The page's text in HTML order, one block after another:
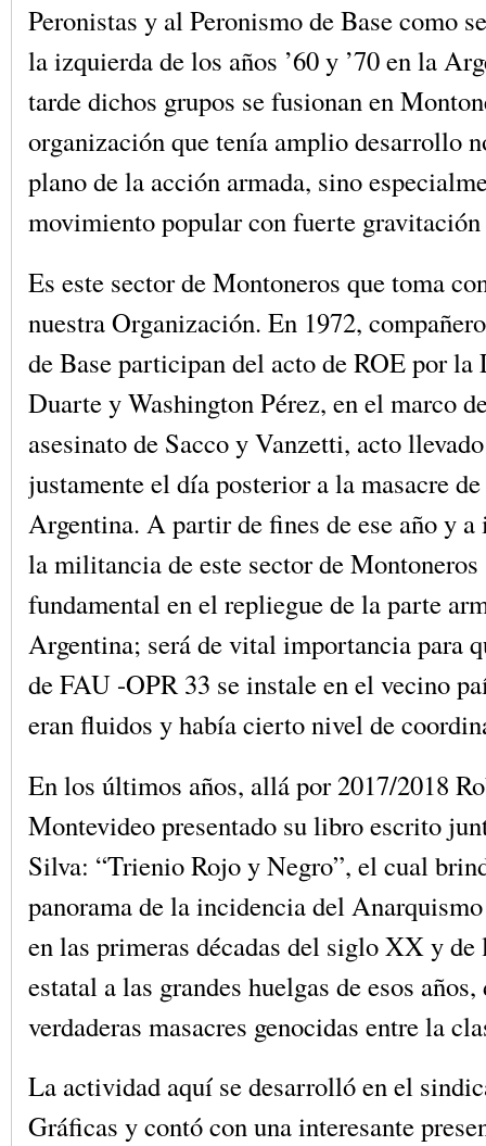
Peronistas y al Peronismo de Base como
la izquierda de los años ’60 y ’70 en la
tarde dichos grupos se fusionan en
organización que tenía amplio desarrollo
plano de la acción armada, sino
movimiento popular con fuerte
Es este sector de Montoneros que toma
nuestra Organización. En 1972,
de Base participan del acto de ROE por
Duarte y Washington Pérez, en el marco
asesinato de Sacco y Vanzetti, acto
justamente el día posterior a la masacre
Argentina. A partir de fines de ese año y
la militancia de este sector de Montoneros
fundamental en el repliegue de la parte
Argentina; será de vital importancia para
de FAU -OPR 33 se instale en el vecino
eran fluidos y había cierto nivel de
En los últimos años, allá por 2017/2018
Montevideo presentado su libro escrito
Silva: “Trienio Rojo y Negro”, el cual
panorama de la incidencia del
en las primeras décadas del siglo XX y de
estatal a las grandes huelgas de esos años,
verdaderas masacres genocidas entre la
La actividad aquí se desarrolló en el
Gráficas y contó con una interesante